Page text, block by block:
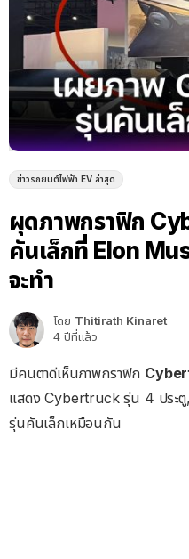
ข่าวรถยนต์ไฟฟ้า EV ล่าสุด
ผุดภาพกราฟิก
คันเล็กที่ Elon
จะทำ
โดย Thitirath Kinaret
4 ปีที่แล้ว
มีคนตาดีเห็นภาพกราฟิก
แสดง Cybertruck รุ่น 4 ประตู
รุ่นคันเล็กเหมือนกัน